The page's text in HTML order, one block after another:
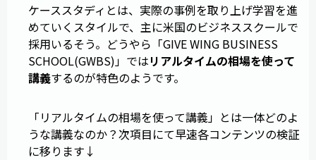
ケーススタディとは、実際の事例を取り上げ学習を進
めていくスタイルで、主に米国のビジネススクールで
採用いるそう。どうやら「GIVE WING BUSINESS
SCHOOL(GWBS)」ではリアルタイムの相場を使って
講義するのが特色のようです。
「リアルタイムの相場を使って講義」とは一体どのよ
うな講義なのか？次項目にて早速各コンテンツの検証
に移ります↓